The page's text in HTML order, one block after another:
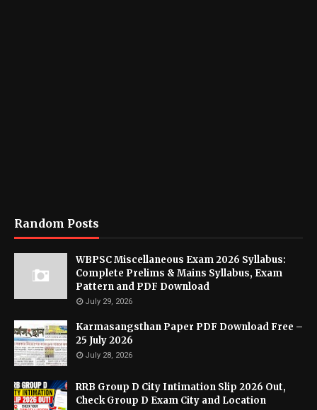
Random Posts
WBPSC Miscellaneous Exam 2026 Syllabus:
Complete Prelims & Mains Syllabus, Exam
Pattern and PDF Download
July 29, 2026
Karmasangsthan Paper PDF Download Free –
25 July 2026
July 28, 2026
RRB Group D City Intimation Slip 2026 Out,
Check Group D Exam City and Location